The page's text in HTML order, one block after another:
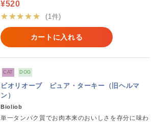
¥520
★★★★★
(1件)
カートに入れる
CAT DOG
ビオリオーブ ピュア・ターキー（旧ヘルマ
ン）
Bioliob
単一タンパク質でお肉本来のおいしさを存分に味わ